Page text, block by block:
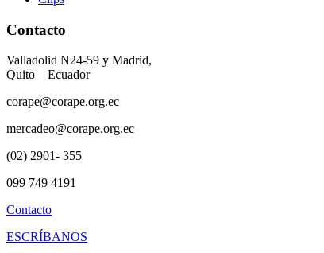
Contacto
Valladolid N24-59 y Madrid,
Quito – Ecuador
corape@corape.org.ec
mercadeo@corape.org.ec
(02) 2901- 355
099 749 4191
Contacto
ESCRÍBANOS